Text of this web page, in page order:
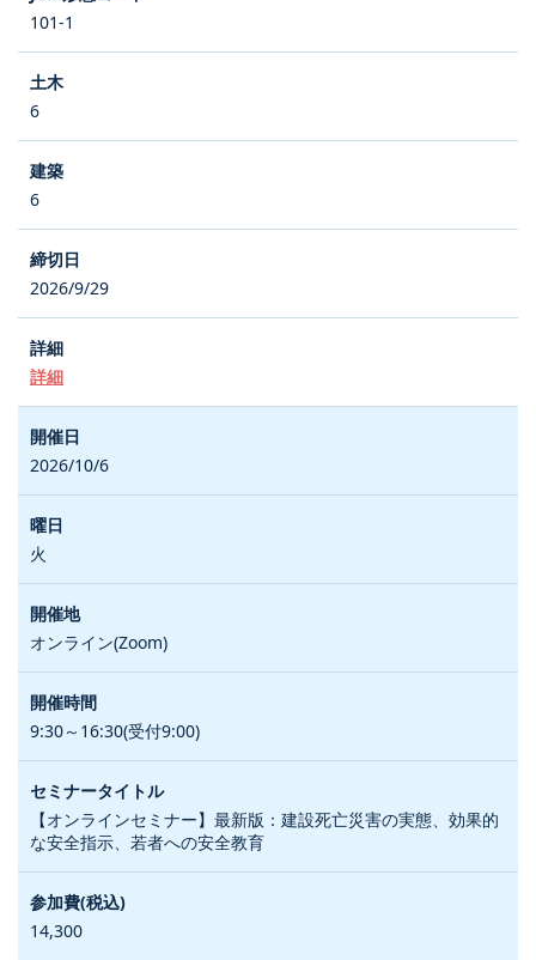
101-1
6
6
2026/9/29
詳細
2026/10/6
火
オンライン(Zoom)
9:30～16:30(受付9:00)
【オンラインセミナー】最新版：建設死亡災害の実態、効果的
な安全指示、若者への安全教育
14,300